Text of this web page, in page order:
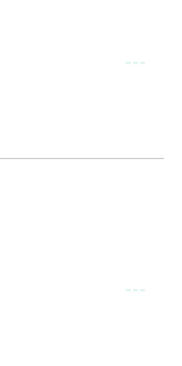
---
---